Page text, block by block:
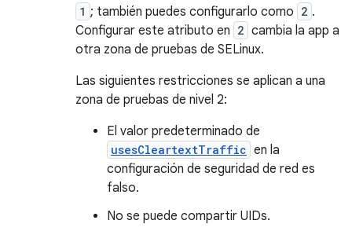
1 ; también puedes configurarlo como 2 .
Configurar este atributo en 2 cambia la app a
otra zona de pruebas de SELinux.
Las siguientes restricciones se aplican a una
zona de pruebas de nivel 2:
El valor predeterminado de
usesCleartextTraffic en la
configuración de seguridad de red es
falso.
No se puede compartir UIDs.